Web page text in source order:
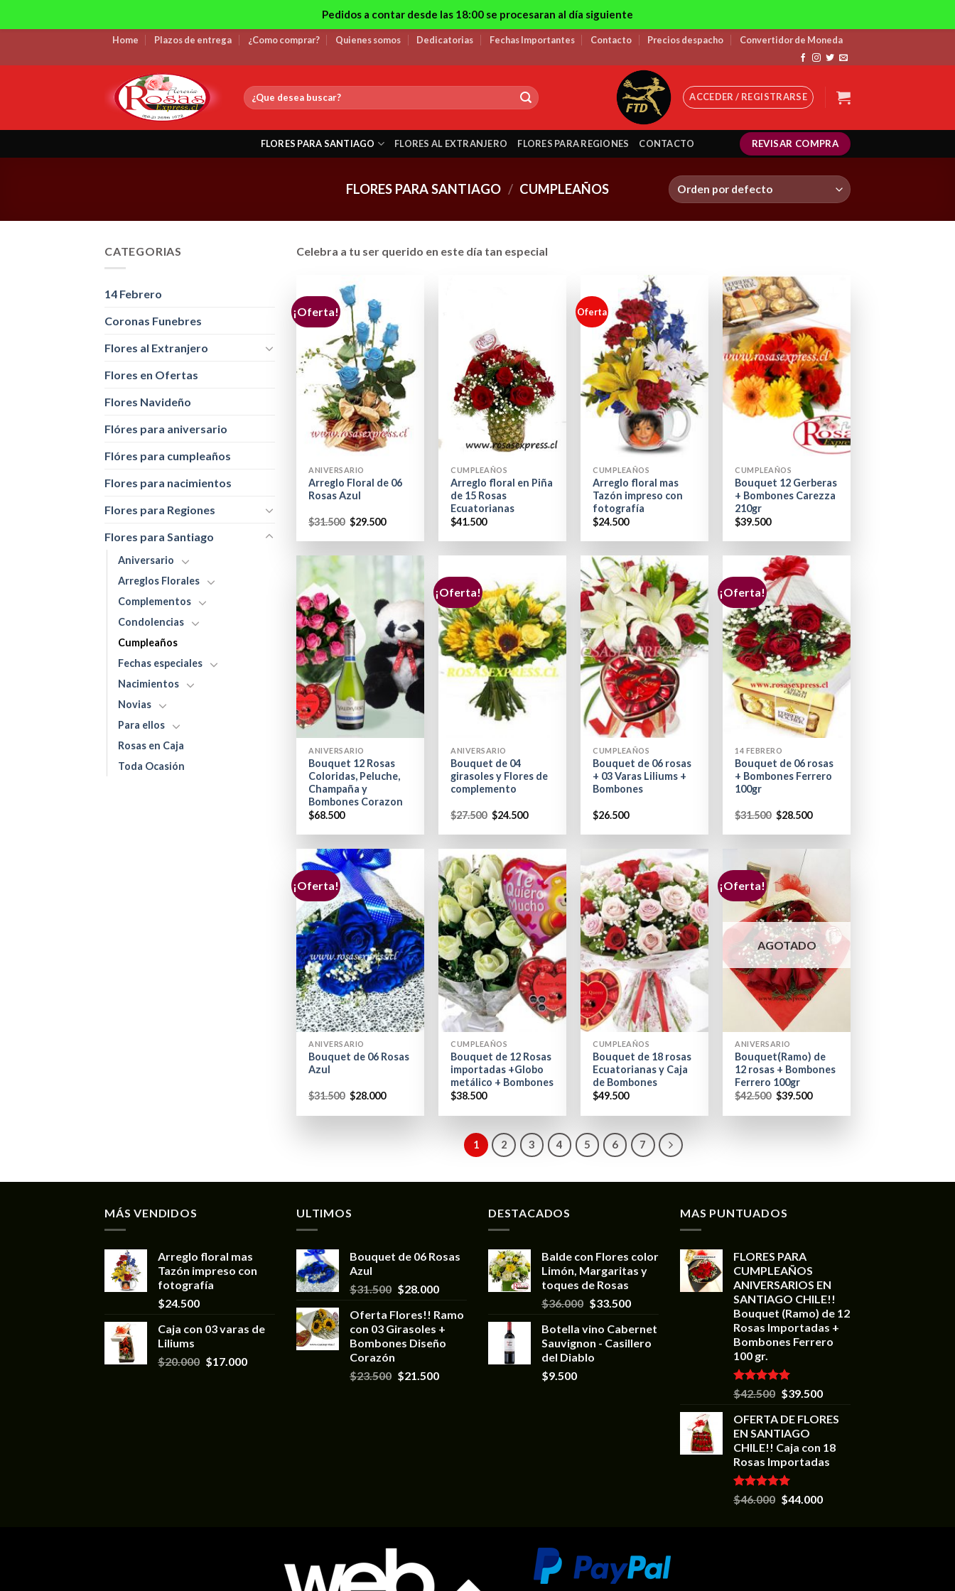
Home Plazos de entrega ¿Como comprar? Quienes somos Dedicatorias Fechas Importantes Contacto Precios despacho Convertidor de Moneda
Buscar
por:
ACCEDER / REGISTRARSE
FLORES PARA SANTIAGO FLORES AL EXTRANJERO FLORES PARA REGIONES CONTACTO REVISAR COMPRA
FLORES PARA SANTIAGO / CUMPLEAÑOS
CATEGORIAS
14 Febrero
Coronas Funebres
Flores al Extranjero
Flores en Ofertas
Flores Navideño
Flóres para aniversario
Flóres para cumpleaños
Flores para nacimientos
Flores para Regiones
Flores para Santiago
Aniversario
Arreglos Florales
Complementos
Condolencias
Cumpleaños
Fechas especiales
Nacimientos
Novias
Para ellos
Rosas en Caja
Toda Ocasión
Celebra a tu ser querido en este día tan especial
¡Oferta!
ANIVERSARIO
Arreglo Floral de 06
Rosas Azul
$31.500 $29.500
CUMPLEAÑOS
Arreglo floral en Piña
de 15 Rosas
Ecuatorianas
$41.500
Oferta
CUMPLEAÑOS
Arreglo floral mas
Tazón impreso con
fotografía
$24.500
CUMPLEAÑOS
Bouquet 12 Gerberas
+ Bombones Carezza
210gr
$39.500
+
ANIVERSARIO
Bouquet 12 Rosas
Coloridas, Peluche,
Champaña y
Bombones Corazon
$68.500
¡Oferta!
ANIVERSARIO
Bouquet de 04
girasoles y Flores de
complemento
$27.500 $24.500
+
CUMPLEAÑOS
Bouquet de 06 rosas
+ 03 Varas Liliums +
Bombones
$26.500
¡Oferta!
14 FEBRERO
Bouquet de 06 rosas
+ Bombones Ferrero
100gr
$31.500 $28.500
¡Oferta!
+
ANIVERSARIO
Bouquet de 06 Rosas
Azul
$31.500 $28.000
+
CUMPLEAÑOS
Bouquet de 12 Rosas
importadas +Globo
metálico + Bombones
$38.500
+
CUMPLEAÑOS
Bouquet de 18 rosas
Ecuatorianas y Caja
de Bombones
$49.500
¡Oferta!
AGOTADO
ANIVERSARIO
Bouquet(Ramo) de
12 rosas + Bombones
Ferrero 100gr
$42.500 $39.500
1 2 3 4 5 6 7
MÁS VENDIDOS
Arreglo floral mas
Tazón impreso con
fotografía
$24.500
Caja con 03 varas de
Liliums
$20.000 $17.000
ULTIMOS
Bouquet de 06 Rosas
Azul
$31.500 $28.000
Oferta Flores!! Ramo
con 03 Girasoles +
Bombones Diseño
Corazón
$23.500 $21.500
DESTACADOS
Balde con Flores color
Limón, Margaritas y
toques de Rosas
$36.000 $33.500
Botella vino Cabernet
Sauvignon - Casillero
del Diablo
$9.500
MAS PUNTUADOS
FLORES PARA
CUMPLEAÑOS
ANIVERSARIOS EN
SANTIAGO CHILE!!
Bouquet (Ramo) de 12
Rosas Importadas +
Bombones Ferrero
100 gr.
Valorado en
5.00
$42.500 $39.500
OFERTA DE FLORES
EN SANTIAGO
CHILE!! Caja con 18
Rosas Importadas
Valorado en
5.00
$46.000 $44.000
Pedidos a contar desde las 18:00 se procesaran al día siguiente